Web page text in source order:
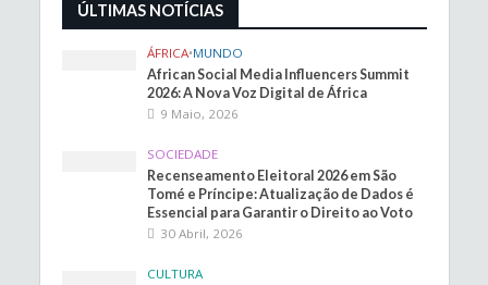
ÚLTIMAS NOTÍCIAS
ÁFRICA•MUNDO
African Social Media Influencers Summit
2026: A Nova Voz Digital de África
9 Maio, 2026
SOCIEDADE
Recenseamento Eleitoral 2026 em São
Tomé e Príncipe: Atualização de Dados é
Essencial para Garantir o Direito ao Voto
30 Abril, 2026
CULTURA